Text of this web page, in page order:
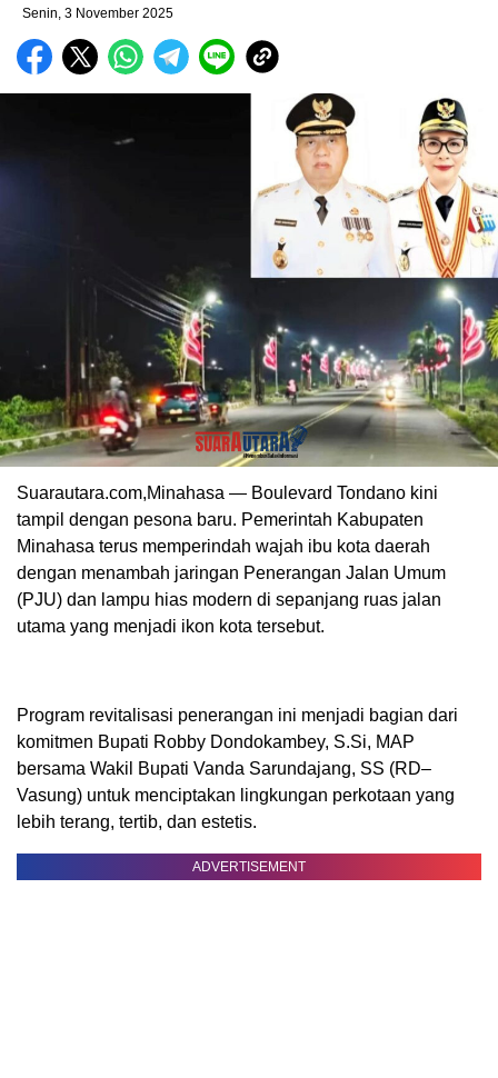
Senin, 3 November 2025
Suarautara.com,Minahasa — Boulevard Tondano kini
tampil dengan pesona baru. Pemerintah Kabupaten
Minahasa terus memperindah wajah ibu kota daerah
dengan menambah jaringan Penerangan Jalan Umum
(PJU) dan lampu hias modern di sepanjang ruas jalan
utama yang menjadi ikon kota tersebut.
Program revitalisasi penerangan ini menjadi bagian dari
komitmen Bupati Robby Dondokambey, S.Si, MAP
bersama Wakil Bupati Vanda Sarundajang, SS (RD–
Vasung) untuk menciptakan lingkungan perkotaan yang
lebih terang, tertib, dan estetis.
ADVERTISEMENT